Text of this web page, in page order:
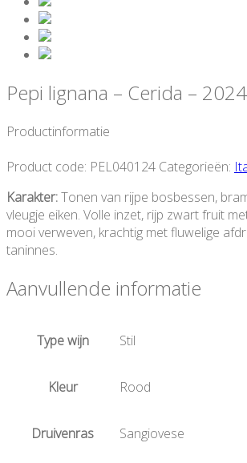
Pepi lignana – Cerida – 2024
Productinformatie
Product code: PEL040124 Categorieën:
Karakter:Tonen van rijpe bosbessen,
vleugje eiken. Volle inzet, rijp zwart fruit
mooi verweven, krachtig met fluwelige
taninnes.
Aanvullende informatie
Type wijn Stil
Kleur Rood
Druivenras Sangiovese